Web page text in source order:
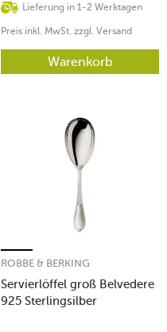
Lieferung in 1-2 Werktagen
Preis inkl. MwSt. zzgl. Versand
Warenkorb
Servierlöffel groß Belvedere
925 Sterlingsilber
ROBBE & BERKING